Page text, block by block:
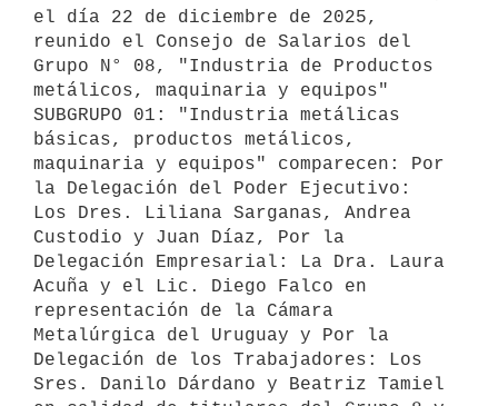
el día 22 de diciembre de 2025,
reunido el Consejo de Salarios del
Grupo N° 08, "Industria de Productos
metálicos, maquinaria y equipos"
SUBGRUPO 01: "Industria metálicas
básicas, productos metálicos,
maquinaria y equipos" comparecen: Por
la Delegación del Poder Ejecutivo:
Los Dres. Liliana Sarganas, Andrea
Custodio y Juan Díaz, Por la
Delegación Empresarial: La Dra. Laura
Acuña y el Lic. Diego Falco en
representación de la Cámara
Metalúrgica del Uruguay y Por la
Delegación de los Trabajadores: Los
Sres. Danilo Dárdano y Beatriz Tamiel